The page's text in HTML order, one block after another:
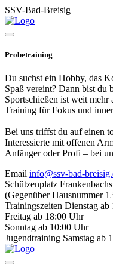
SSV-Bad-Breisig
Probetraining
Du suchst ein Hobby, das
Spaß vereint? Dann bist du
Sportschießen ist weit mehr
Training für Fokus und
Bei uns triffst du auf einen
Interessierte mit offenen
Anfänger oder Profi – bei
Email info@ssv-bad-
Schützenplatz
(Gegenüber Hausnummer
Trainingszeiten Dienstag ab
Freitag ab 18:00 Uhr
Sonntag ab 10:00 Uhr
Jugendtraining Samstag ab